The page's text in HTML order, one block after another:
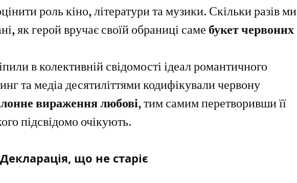
роль кіно, літератури та музики. Скільки разів ми
як герой вручає своїй обраниці саме букет червоних
в колективній свідомості ідеал романтичного
та медіа десятиліттями кодифікували червону
вираження любові, тим самим перетворивши її
підсвідомо очікують.
що не старіє